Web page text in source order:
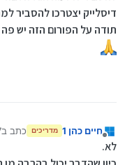
דיסלייק יצטרכו להסביר
תודה על הפורום הזה יש
חיים כהן 1 מדריכים כתב ב7
לא.